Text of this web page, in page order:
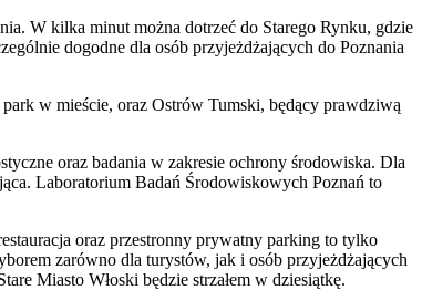
W kilka minut można dotrzeć do Starego Rynku, gdzie
dogodne dla osób przyjeżdżających do Poznania
w mieście, oraz Ostrów Tumski, będący prawdziwą
oraz badania w zakresie ochrony środowiska. Dla
Laboratorium Badań Środowiskowych Poznań to
oraz przestronny prywatny parking to tylko
zarówno dla turystów, jak i osób przyjeżdżających
Miasto Włoski będzie strzałem w dziesiątkę.